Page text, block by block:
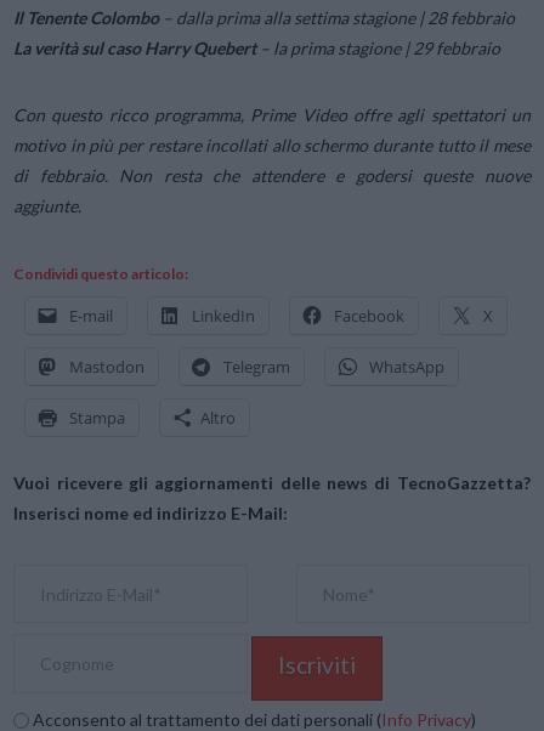
Il Tenente Colombo– dalla prima alla settima stagione | 28 febbraio
La verità sul caso Harry Quebert– la prima stagione | 29 febbraio
Con questo ricco programma, Prime Video offre agli spettatori un
motivo in più per restare incollati allo schermo durante tutto il mese
di febbraio. Non resta che attendere e godersi queste nuove
aggiunte.
Condividi questo articolo:
E-mail LinkedIn Facebook X
Mastodon Telegram WhatsApp
Stampa Altro
Vuoi ricevere gli aggiornamenti delle news di TecnoGazzetta?
Inserisci nome ed indirizzo E-Mail:
Acconsento al trattamento dei dati personali (Info Privacy)